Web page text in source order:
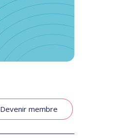
Devenir membre